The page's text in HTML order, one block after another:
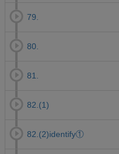
79.
80.
81.
82.(1)
82.(2)identify①